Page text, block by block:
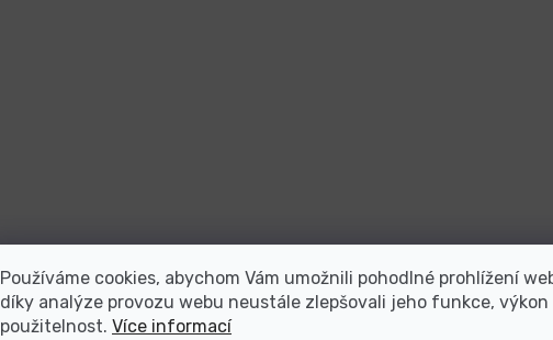
Používáme cookies, abychom Vám umožnili pohodlné prohlížení
díky analýze provozu webu neustále zlepšovali jeho funkce, výkon
použitelnost. Více informací